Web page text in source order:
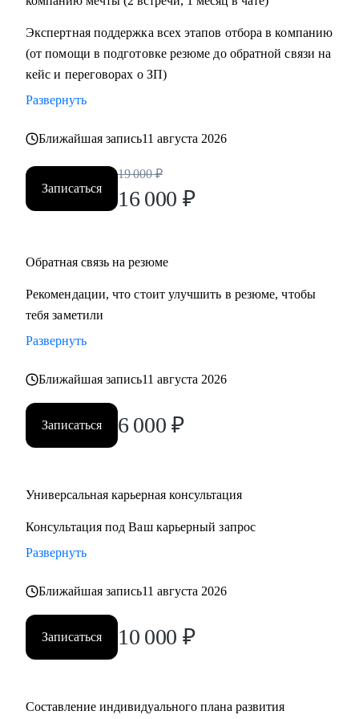
• Продажи и развитие бизнеса / обслуживание клиентов
• Поддержка
• Customer Experience
• Операции
Экспертная поддержка всех этапов отбора в компанию
(от помощи в подготовке резюме до обратной связи на
кейс и переговорах о ЗП)
Развернуть
Ближайшая запись11 августа 2026
Записаться
19 000 ₽
16 000 ₽
Обратная связь на резюме
Рекомендации, что стоит улучшить в резюме, чтобы
тебя заметили
Развернуть
Ближайшая запись11 августа 2026
Записаться 6 000 ₽
Универсальная карьерная консультация
Консультация под Ваш карьерный запрос
Развернуть
Ближайшая запись11 августа 2026
Записаться 10 000 ₽
Составление индивидуального плана развития